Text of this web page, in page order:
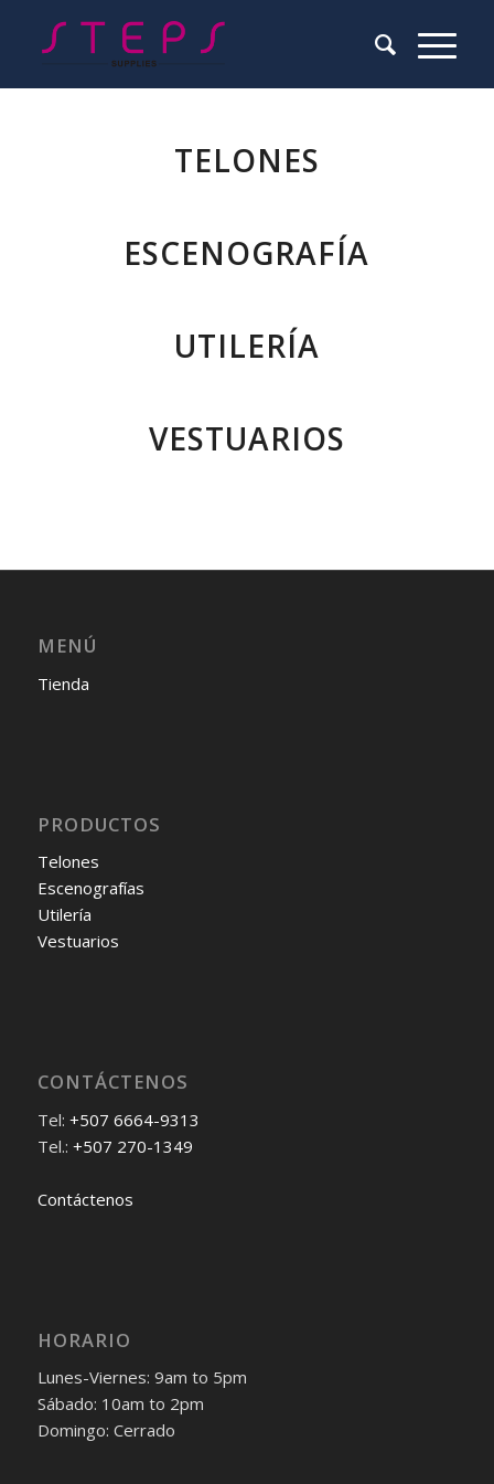
TELONES
ESCENOGRAFÍA
UTILERÍA
VESTUARIOS
MENÚ
Tienda
PRODUCTOS
Telones
Escenografías
Utilería
Vestuarios
CONTÁCTENOS
Tel: +507 6664-9313
Tel.: +507 270-1349
Contáctenos
HORARIO
Lunes-Viernes: 9am to 5pm
Sábado: 10am to 2pm
Domingo: Cerrado